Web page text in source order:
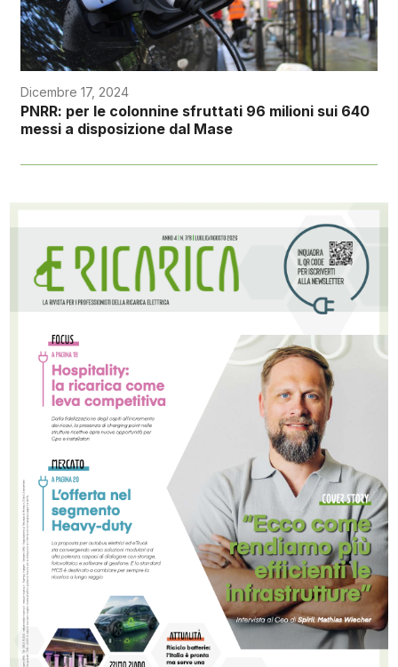
Dicembre 17, 2024
PNRR: per le colonnine sfruttati 96 milioni sui 640
messi a disposizione dal Mase